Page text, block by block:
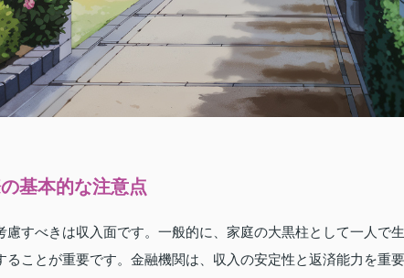
基本的な注意点
すべきは収入面です。一般的に、家庭の大黒柱として一人で生
ことが重要です。金融機関は、収入の安定性と返済能力を重要